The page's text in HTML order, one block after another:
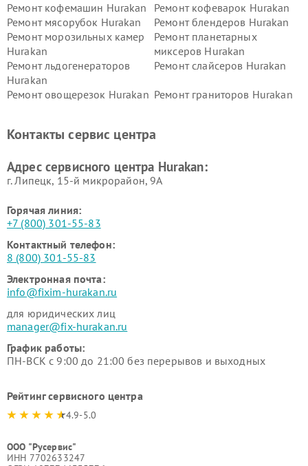
Ремонт кофемашин Hurakan
Ремонт кофеварок Hurakan
Ремонт мясорубок Hurakan
Ремонт блендеров Hurakan
Ремонт морозильных камер
Hurakan
Ремонт планетарных
миксеров Hurakan
Ремонт льдогенераторов
Hurakan
Ремонт слайсеров Hurakan
Ремонт овощерезок Hurakan Ремонт граниторов Hurakan
Hurakan
Контакты сервис центра
Адрес сервисного центра Hurakan:
г. Липецк, 15-й микрорайон, 9А
Горячая линия:
+7 (800) 301-55-83
Контактный телефон:
8 (800) 301-55-83
Электронная почта:
info@fixim-hurakan.ru
для юридических лиц
manager@fix-hurakan.ru
График работы:
ПН-ВСК с 9:00 до 21:00 без перерывов и выходных
Рейтинг сервисного центра
4.9-5.0
ООО "Русервис"
ИНН 7702633247